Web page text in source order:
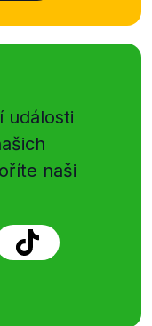
události
naši